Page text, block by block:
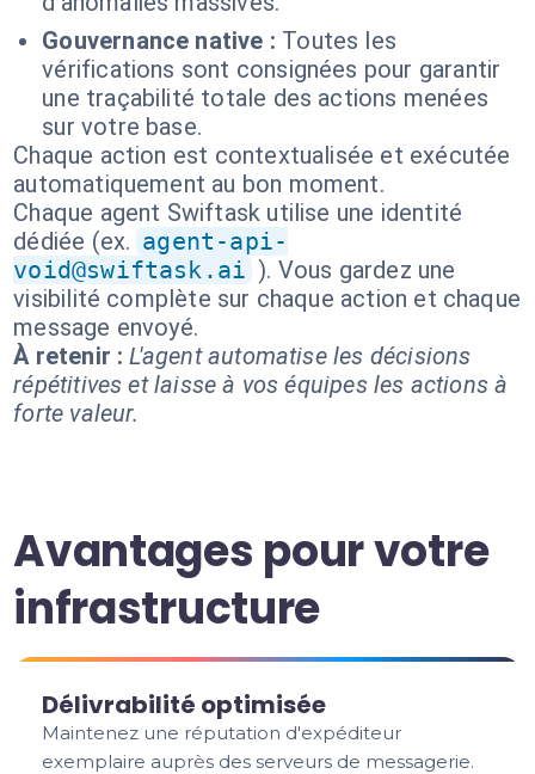
Gouvernance native : Toutes les
vérifications sont consignées pour garantir
une traçabilité totale des actions menées
sur votre base.
Chaque action est contextualisée et exécutée
automatiquement au bon moment.
Chaque agent Swiftask utilise une identité
dédiée (ex. agent-api-
void@swiftask.ai ). Vous gardez une
visibilité complète sur chaque action et chaque
message envoyé.
À retenir : L'agent automatise les décisions
répétitives et laisse à vos équipes les actions à
forte valeur.
Avantages pour votre
infrastructure
Délivrabilité optimisée
Maintenez une réputation d'expéditeur
exemplaire auprès des serveurs de messagerie.